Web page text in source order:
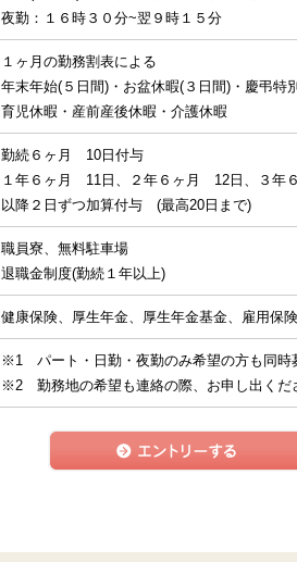
夜勤：１６時３０分~翌９時１５分
１ヶ月の勤務割表による
年末年始(５日間)・お盆休暇(３日間)・慶弔特
育児休暇・産前産後休暇・介護休暇
勤続６ヶ月 10日付与
１年６ヶ月 11日、２年６ヶ月 12日、３年
以降２日ずつ加算付与 (最高20日まで)
職員寮、無料駐車場
退職金制度(勤続１年以上)
健康保険、厚生年金、厚生年金基金、雇用保
※1 パート・日勤・夜勤のみ希望の方も同時
※2 勤務地の希望も連絡の際、お申し出くだ